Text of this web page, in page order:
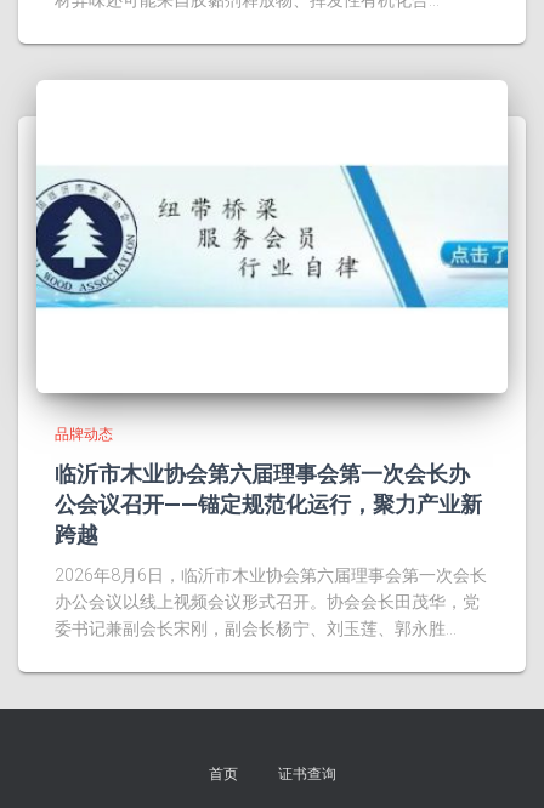
品牌动态
临沂市木业协会第六届理事会第一次会长办
公会议召开——锚定规范化运行，聚力产业新
跨越
2026年8月6日，临沂市木业协会第六届理事会第一次会长
办公会议以线上视频会议形式召开。协会会长田茂华，党
委书记兼副会长宋刚，副会长杨宁、刘玉莲、郭永胜…
首页 证书查询